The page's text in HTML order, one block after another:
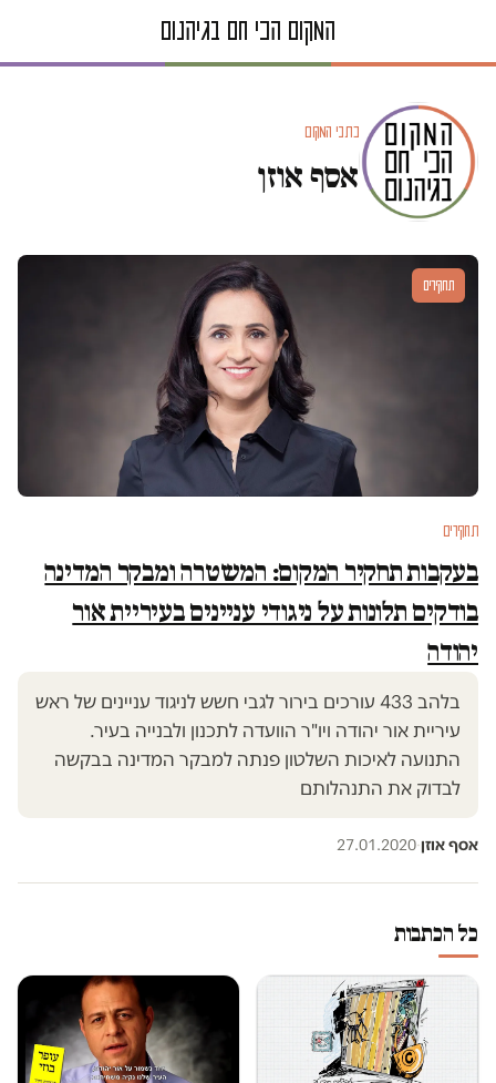
כתבי המקום
אסף אוזן
תחקירים
תחקירים
בעקבות תחקיר המקום: המשטרה ומבקר המדינה
בודקים תלונות על ניגודי עניינים בעיריית אור
יהודה
בלהב 433 עורכים בירור לגבי חשש לניגוד עניינים של ראש
עיריית אור יהודה ויו"ר הוועדה לתכנון ולבנייה בעיר.
התנועה לאיכות השלטון פנתה למבקר המדינה בבקשה
לבדוק את התנהלותם
אסף אוזן·
27.01.2020
כל הכתבות